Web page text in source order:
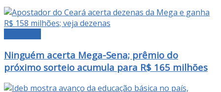
Ninguém acerta Mega-Sena; prêmio do
próximo sorteio acumula para R$ 165 milhões